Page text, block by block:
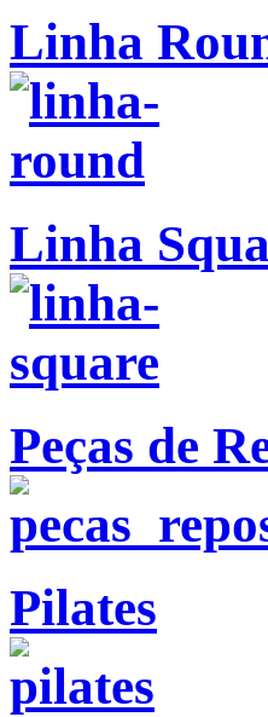
Linha
Linha
Peças de
Pilates